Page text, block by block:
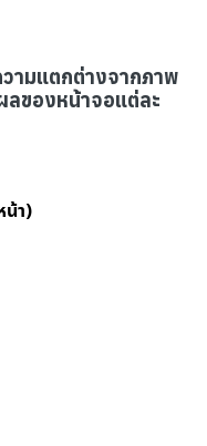
ามแตกต่างจากภาพ
ลของหน้าจอแต่ละ
น้า)